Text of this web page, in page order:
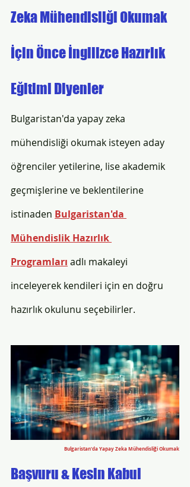
Zeka Mühendisliği Okumak
İçin Önce İngilizce Hazırlık
Eğitimi Diyenler
Bulgaristan'da yapay zeka
mühendisliği okumak isteyen aday
öğrenciler yetilerine, lise akademik
geçmişlerine ve beklentilerine
istinaden Bulgaristan'da
Mühendislik Hazırlık
Programları adlı makaleyi
inceleyerek kendileri için en doğru
hazırlık okulunu seçebilirler.
Bulgaristan'da Yapay Zeka Mühendisliği Okumak
Başvuru & Kesin Kabul